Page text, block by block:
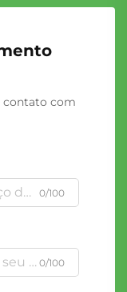
contato com
0/100
0/100